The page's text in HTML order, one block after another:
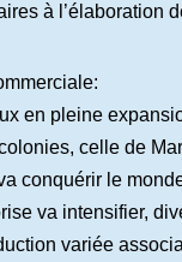
à l’élaboration
en pleine
celle de
conquérir le
va intensifier,
variée